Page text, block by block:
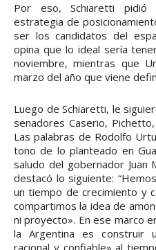
Por eso, Schiaretti pidió
estrategia de
ser los candidatos del
opina que lo ideal sería
noviembre, mientras que
marzo del año que viene
Luego de Schiaretti, le
senadores Caserio,
Las palabras de Rodolfo
tono de lo planteado en
saludo del gobernador Juan
destacó lo siguiente:
un tiempo de crecimiento y
compartimos la idea de
ni proyecto». En ese marco
la Argentina es construir